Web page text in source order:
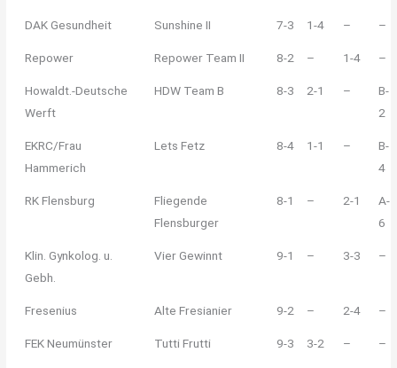
DAK Gesundheit Sunshine II 7-3 1-4 – –
Repower Repower Team II 8-2 – 1-4 –
Howaldt.-Deutsche
Werft
HDW Team B 8-3 2-1 –
B-
2
EKRC/Frau
Hammerich
Lets Fetz 8-4 1-1 –
B-
4
RK Flensburg
Fliegende
Flensburger
8-1 – 2-1
A-
6
Klin. Gynkolog. u.
Gebh.
Vier Gewinnt 9-1 – 3-3 –
Fresenius Alte Fresianier 9-2 – 2-4 –
FEK Neumünster Tutti Frutti 9-3 3-2 – –